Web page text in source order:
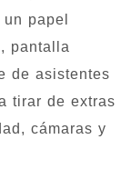
papel
pantalla
de asistentes
tirar de extras
cámaras y